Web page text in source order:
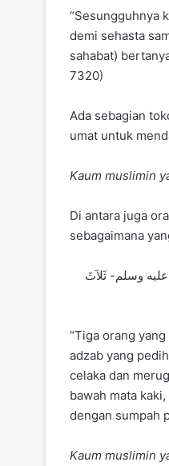
“Sesungguhnya
demi sehasta
sahabat)
7320)
Ada sebagian
umat untuk
Kaum muslimin
Di antara juga
sebagaimana
عليه وسلم- ثَلاَثَ
“Tiga orang
adzab yang
celaka dan
bawah mata
dengan sumpah
Kaum muslimin